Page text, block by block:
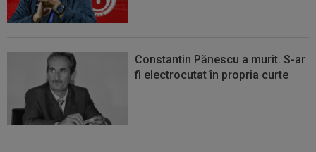
Constantin Pănescu a murit. S-ar
fi electrocutat în propria curte